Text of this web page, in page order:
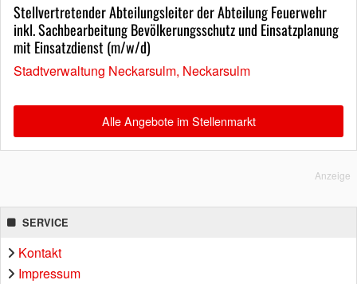
Stellvertretender Abteilungsleiter der Abteilung Feuerwehr
inkl. Sachbearbeitung Bevölkerungsschutz und Einsatzplanung
mit Einsatzdienst (m/w/d)
Stadtverwaltung Neckarsulm, Neckarsulm
Alle Angebote im Stellenmarkt
Anzeige
SERVICE
Kontakt
Impressum